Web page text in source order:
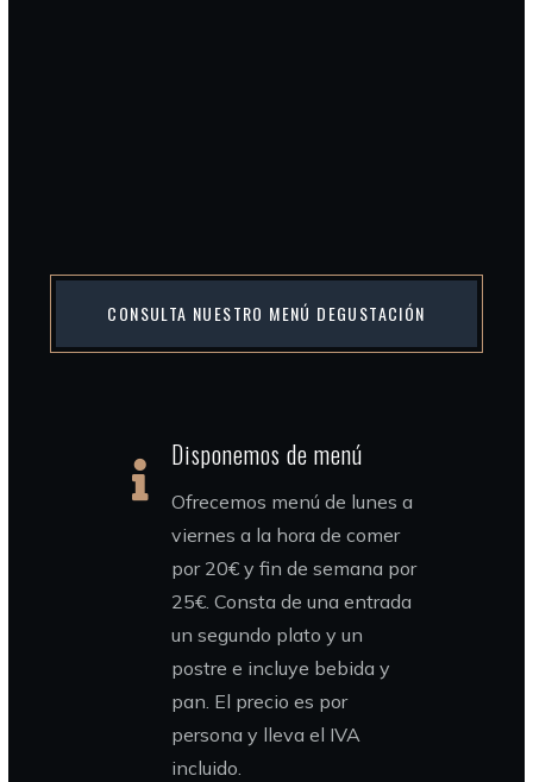
CONSULTA NUESTRO MENÚ DEGUSTACIÓN
Disponemos de menú
Ofrecemos menú de lunes a
viernes a la hora de comer
por 20€ y fin de semana por
25€. Consta de una entrada
un segundo plato y un
postre e incluye bebida y
pan. El precio es por
persona y lleva el IVA
incluido.